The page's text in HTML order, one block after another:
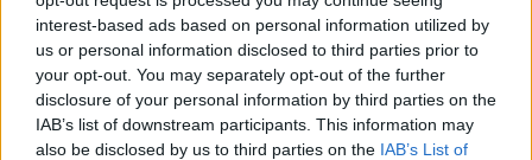
interest-based ads based on personal information utilized by
us or personal information disclosed to third parties prior to
your opt-out. You may separately opt-out of the further
disclosure of your personal information by third parties on the
IAB’s list of downstream participants. This information may
also be disclosed by us to third parties on the IAB’s List of
Rašyti komentarą
Jūsų vardas